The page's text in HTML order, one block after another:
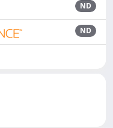
ND
ND